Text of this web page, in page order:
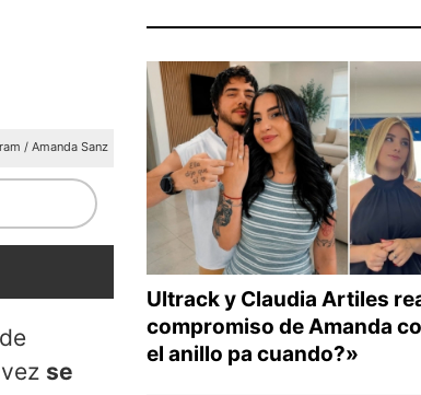
/ Amanda Sanz
se
Ultrack y Claudia Artiles
compromiso de Amanda
el anillo pa cuando?»